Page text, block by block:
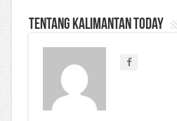
Tentang Kalimantan Today